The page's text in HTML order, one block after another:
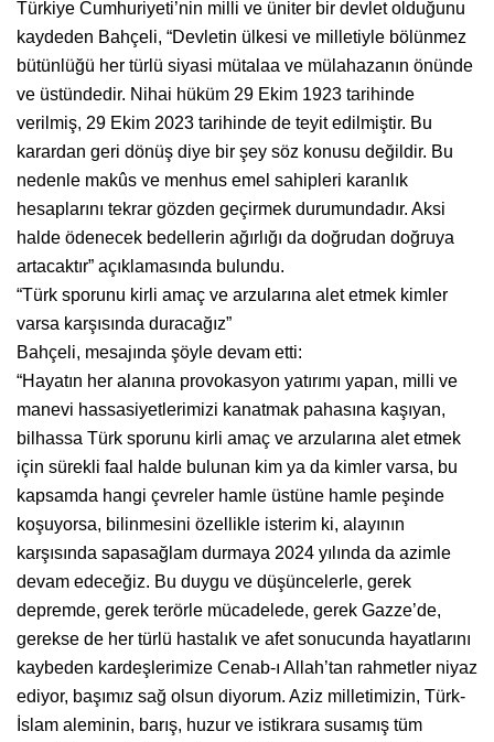
Türkiye Cumhuriyeti’nin milli ve üniter bir devlet olduğunu
kaydeden Bahçeli, “Devletin ülkesi ve milletiyle bölünmez
bütünlüğü her türlü siyasi mütalaa ve mülahazanın önünde
ve üstündedir. Nihai hüküm 29 Ekim 1923 tarihinde
verilmiş, 29 Ekim 2023 tarihinde de teyit edilmiştir. Bu
karardan geri dönüş diye bir şey söz konusu değildir. Bu
nedenle makûs ve menhus emel sahipleri karanlık
hesaplarını tekrar gözden geçirmek durumundadır. Aksi
halde ödenecek bedellerin ağırlığı da doğrudan doğruya
artacaktır” açıklamasında bulundu.
“Türk sporunu kirli amaç ve arzularına alet etmek kimler
varsa karşısında duracağız”
Bahçeli, mesajında şöyle devam etti:
“Hayatın her alanına provokasyon yatırımı yapan, milli ve
manevi hassasiyetlerimizi kanatmak pahasına kaşıyan,
bilhassa Türk sporunu kirli amaç ve arzularına alet etmek
için sürekli faal halde bulunan kim ya da kimler varsa, bu
kapsamda hangi çevreler hamle üstüne hamle peşinde
koşuyorsa, bilinmesini özellikle isterim ki, alayının
karşısında sapasağlam durmaya 2024 yılında da azimle
devam edeceğiz. Bu duygu ve düşüncelerle, gerek
depremde, gerek terörle mücadelede, gerek Gazze’de,
gerekse de her türlü hastalık ve afet sonucunda hayatlarını
kaybeden kardeşlerimize Cenab-ı Allah’tan rahmetler niyaz
ediyor, başımız sağ olsun diyorum. Aziz milletimizin, Türk-
İslam aleminin, barış, huzur ve istikrara susamış tüm